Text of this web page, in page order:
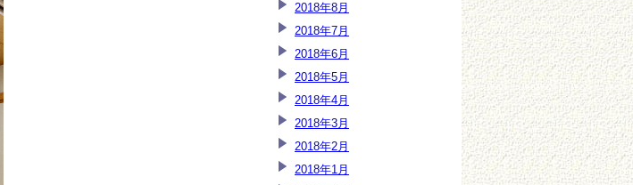
2018年8月
2018年7月
2018年6月
2018年5月
2018年4月
2018年3月
2018年2月
2018年1月